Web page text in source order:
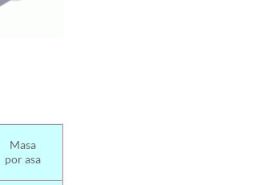
Masa
por asa